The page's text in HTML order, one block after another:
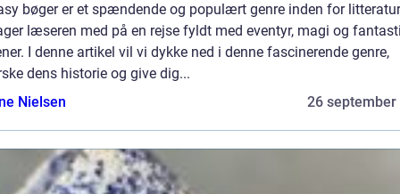
bøger er et spændende og populært genre inden for
læseren med på en rejse fyldt med eventyr, magi og
I denne artikel vil vi dykke ned i denne fascinerende genre,
dens historie og give dig...
Nielsen
26 september